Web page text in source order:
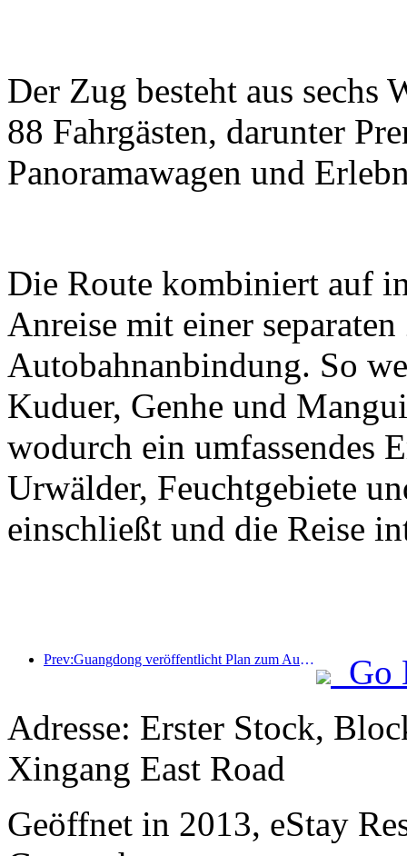
Der Zug besteht aus sechs
88 Fahrgästen, darunter
Panoramawagen und
Die Route kombiniert auf
Anreise mit einer
Autobahnanbindung. So
Kuduer, Genhe und
wodurch ein umfassendes
Urwälder, Feuchtgebiete
einschließt und die Reise
Prev:Guangdong veröffentlicht Plan zum Ausbau der Kapazitäten im Dienstleistungssektor, um die Greater Bay Area zu einem erstklassigen Touristenziel zu entwickeln
Go
Adresse: Erster Stock,
Xingang East Road
Geöffnet in 2013, eStay